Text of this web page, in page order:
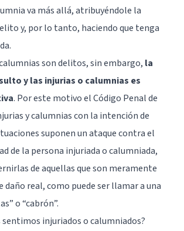
va más allá, atribuyéndole la
y, por lo tanto, haciendo que tenga
son delitos, sin embargo, la
y las injurias o calumnias es
. Por este motivo el Código Penal de
y calumnias con la intención de
suponen un ataque contra el
de la persona injuriada o calumniada,
de aquellas que son meramente
daño real, como puede ser llamar a una
o “cabrón”.
sentimos injuriados o calumniados?